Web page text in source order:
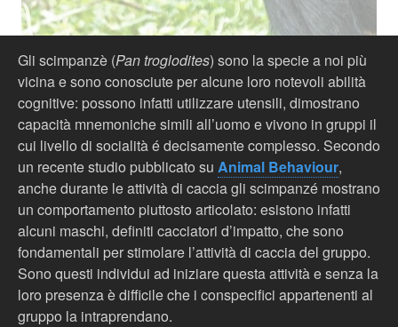
Gli scimpanzè (Pan troglodites) sono la specie a noi più
vicina e sono conosciute per alcune loro notevoli abilità
cognitive: possono infatti utilizzare utensili, dimostrano
capacità mnemoniche simili all’uomo e vivono in gruppi il
cui livello di socialità é decisamente complesso. Secondo
un recente studio pubblicato su Animal Behaviour,
anche durante le attività di caccia gli scimpanzé mostrano
un comportamento piuttosto articolato: esistono infatti
alcuni maschi, definiti cacciatori d’impatto, che sono
fondamentali per stimolare l’attività di caccia del gruppo.
Sono questi individui ad iniziare questa attività e senza la
loro presenza è difficile che i conspecifici appartenenti al
gruppo la intraprendano.